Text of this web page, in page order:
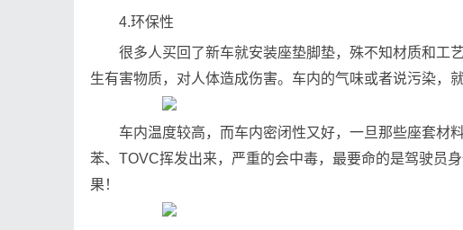
4.环保性
很多人买回了新车就安装座垫脚垫，殊不知材质和工
生有害物质，对人体造成伤害。车内的气味或者说污染，就
车内温度较高，而车内密闭性又好，一旦那些座套材
苯、TOVC挥发出来，严重的会中毒，最要命的是驾驶员
果！